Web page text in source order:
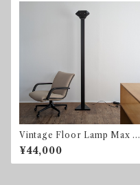
Vintage Floor Lamp Max H
igh 1980mm ヴィンテー
ジ フロアランプ 調光器
¥44,000